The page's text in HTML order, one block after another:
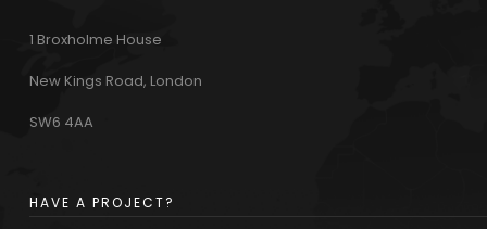
1 Broxholme House
New Kings Road, London
SW6 4AA
HAVE A PROJECT?